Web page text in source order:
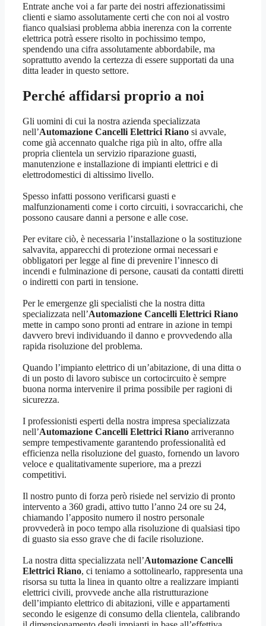
Entrate anche voi a far parte dei nostri affezionatissimi
clienti e siamo assolutamente certi che con noi al vostro
fianco qualsiasi problema abbia inerenza con la corrente
elettrica potrà essere risolto in pochissimo tempo,
spendendo una cifra assolutamente abbordabile, ma
soprattutto avendo la certezza di essere supportati da una
ditta leader in questo settore.
Perché affidarsi proprio a noi
Gli uomini di cui la nostra azienda specializzata
nell’Automazione Cancelli Elettrici Riano si avvale,
come già accennato qualche riga più in alto, offre alla
propria clientela un servizio riparazione guasti,
manutenzione e installazione di impianti elettrici e di
elettrodomestici di altissimo livello.
Spesso infatti possono verificarsi guasti e
malfunzionamenti come i corto circuiti, i sovraccarichi, che
possono causare danni a persone e alle cose.
Per evitare ciò, è necessaria l’installazione o la sostituzione
salvavita, apparecchi di protezione ormai necessari e
obbligatori per legge al fine di prevenire l’innesco di
incendi e fulminazione di persone, causati da contatti diretti
o indiretti con parti in tensione.
Per le emergenze gli specialisti che la nostra ditta
specializzata nell’Automazione Cancelli Elettrici Riano
mette in campo sono pronti ad entrare in azione in tempi
davvero brevi individuando il danno e provvedendo alla
rapida risoluzione del problema.
Quando l’impianto elettrico di un’abitazione, di una ditta o
di un posto di lavoro subisce un cortocircuito è sempre
buona norma intervenire il prima possibile per ragioni di
sicurezza.
I professionisti esperti della nostra impresa specializzata
nell’Automazione Cancelli Elettrici Riano arriveranno
sempre tempestivamente garantendo professionalità ed
efficienza nella risoluzione del guasto, fornendo un lavoro
veloce e qualitativamente superiore, ma a prezzi
competitivi.
Il nostro punto di forza però risiede nel servizio di pronto
intervento a 360 gradi, attivo tutto l’anno 24 ore su 24,
chiamando l’apposito numero il nostro personale
provvederà in poco tempo alla risoluzione di qualsiasi tipo
di guasto sia esso grave che di facile risoluzione.
La nostra ditta specializzata nell’Automazione Cancelli
Elettrici Riano, ci teniamo a sottolinearlo, rappresenta una
risorsa su tutta la linea in quanto oltre a realizzare impianti
elettrici civili, provvede anche alla ristrutturazione
dell’impianto elettrico di abitazioni, ville e appartamenti
secondo le esigenze di consumo della clientela, calibrando